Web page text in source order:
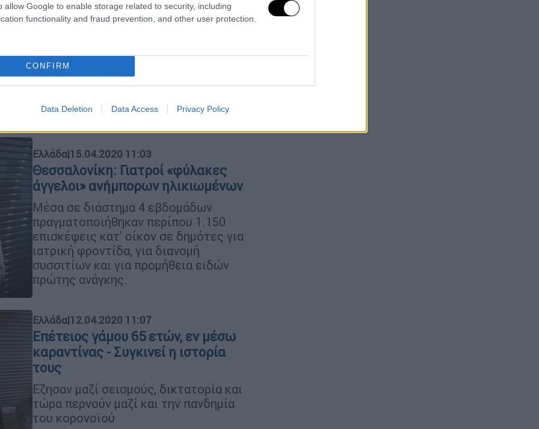
allow Google to enable storage related to security, including
functionality and fraud prevention, and other user protection.
CONFIRM
Data Deletion Data Access Privacy Policy
Δημοτικά: Ανοικτά από 1 έως 26
Ιουνίου - Παραμένουν κλειστά
Παιδικοί και βρεφονηπιακοί σταθμοί
θα παραμείνουν ανοιχτοί ως τις 31
Ελλάδα|15.04.2020 11:03
Θεσσαλονίκη: Γιατροί «φύλακες
άγγελοι» ανήμπορων ηλικιωμένων
Μέσα σε διάστημα 4 εβδομάδων
πραγματοποιήθηκαν περίπου 1.150
επισκέψεις κατ' οίκον σε δημότες για
ιατρική φροντίδα, για διανομή
συσσιτίων και για προμήθεια ειδών
πρώτης ανάγκης.
Ελλάδα|12.04.2020 11:07
Επέτειος γάμου 65 ετών, εν μέσω
καραντίνας - Συγκινεί η ιστορία
τους
Εζησαν μαζί σεισμούς, δικτατορία και
τώρα περνούν μαζί και την πανδημία
του κορονοϊού